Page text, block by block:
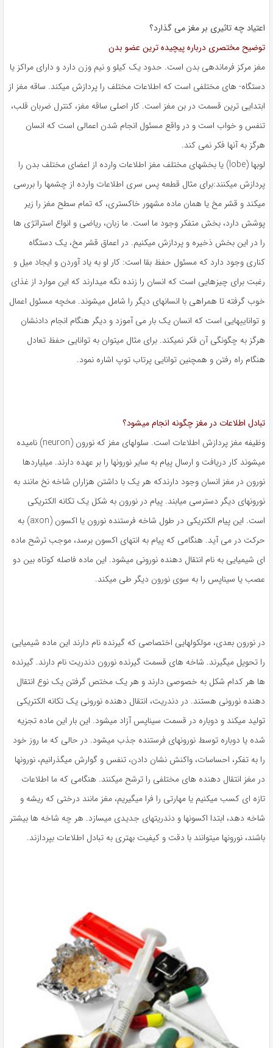
اعتیاد چه تاثیری بر مغز می گذارد؟
توضیح مختصری درباره پیچیده ترین عضو بدن
مغز مرکز فرماندهی بدن است. حدود یک کیلو و نیم وزن دارد و دارای مراکز یا
دستگاه- های مختلفی است که اطلاعات مختلف را پردازش میکند. ساقه مغز از
ابتدایی ترین قسمت در بن مغز است. کار اصلی ساقه مغز، کنترل ضربان قلب،
تنفس و خواب است و در واقع مسئول انجام شدن اعمالی است که انسان
هرگز به آنها فکر نمی کند.
لوبها (lobe) یا بخشهای مختلف مغز اطلاعات وارده از اعضای مختلف بدن را
پردازش میکنند:برای مثال قطعه پس سری اطلاعات وارده از چشمها را بررسی
میکند و قشر مخ یا همان ماده مشهور خاکستری، که تمام سطح مغز را زیر
پوشش دارد، بخش متفکر وجود ما است. ما زبان، ریاضی و انواع استراتژی ها
را در این بخش ذخیره و پردازش میکنیم. در اعماق قشر مخ، یک دستگاه
کناری وجود دارد که مسئول حفظ بقا است: کار او به یاد آوردن و ایجاد میل و
رغبت برای چیزهایی است که انسان را زنده نگه میدارند که این موارد از غذای
خوب گرفته تا همراهی با انسانهای دیگر را شامل میشوند. مخچه مسئول اعمال
و تواناییهایی است که انسان یک بار می آموزد و دیگر هنگام انجام دادنشان
هرگز به چگونگی آن فکر نمیکند. برای مثال میتوان به توانایی حفظ تعادل
هنگام راه رفتن و همچنین توانایی پرتاب توپ اشاره نمود.
تبادل اطلاعات در مغز چگونه انجام میشود؟
وظیفه مغز پردازش اطلاعات است. سلولهای مغز که نورون (neuron) نامیده
میشوند کار دریافت و ارسال پیام به سایر نورونها را بر عهده دارند. میلیاردها
نورون در مغز انسان وجود دارندکه هر یک با داشتن هزاران شاخه نخ مانند به
نورونهای دیگر دسترسی میابند. پیام در نورون به شکل یک تکانه الکتریکی
است. این پیام الکتریکی در طول شاخه فرستنده نورون یا اکسون (axon) به
حرکت در می آید. هنگامی که پیام به انتهای اکسون برسد، موجب ترشح ماده
ای شیمیایی به نام انتقال دهنده نورونی میشود. این ماده فاصله کوتاه بین دو
عصب یا سیناپس را به سوی نورون دیگر طی میکند.
در نورون بعدی، مولکولهایی اختصاصی که گیرنده نام دارند این ماده شیمیایی
را تحویل میگیرند. شاخه های قسمت گیرنده نورون دندریت نام دارند. گیرنده
ها هر کدام شکل به خصوصی دارند و هر یک مختص گرفتن یک نوع انتقال
دهنده نورونی هستند. در دندریت، انتقال دهنده نورونی یک تکانه الکتریکی
تولید میکند و دوباره در قسمت سیناپس آزاد میشود. این بار این ماده تجزیه
شده یا دوباره توسط نورونهای فرستنده جذب میشود. در حالی که ما روز خود
را به تفکر، احساسات، واکنش نشان دادن، تنفس و گوارش میگذرانیم، نورونها
در مغز انتقال دهنده های مختلفی را ترشح میکنند. هنگامی که ما اطلاعات
تازه ای کسب میکنیم یا مهارتی را فرا میگیریم، مغز مانند درختی که ریشه و
شاخه دهد، ابتدا اکسونها و دندریتهای جدیدی میسازد. هر چه شاخه ها بیشتر
باشند، نورونها میتوانند با دقت و کیفیت بهتری به تبادل اطلاعات بپردازند.